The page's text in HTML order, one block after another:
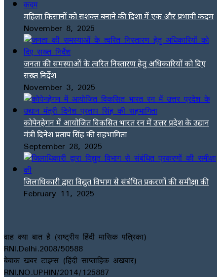
महिला किसानों को सशक्त बनाने की दिशा में एक और प्रभावी कदम
November 8, 2025
जनता की समस्याओं के त्वरित निस्तारण हेतु अधिकारियों को दिए
सख्त निर्देश
November 3, 2025
कोपेनहेगन में आयोजित विकसित भारत रन में उत्तर प्रदेश के उद्यान
मंत्री दिनेश प्रताप सिंह की सहभागिता
September 28, 2025
जिलाधिकारी द्वारा विद्युत विभाग से संबंधित प्रकरणों की समीक्षा की
February 11, 2025
वाह क्या बात है (राष्ट्रीय हिंदी मासिक पत्रिका)
RNI.Delhi.2008/50588
बेबाक खबर टाइम्स (हिंदी साप्ताहिक अखबार)
RNI.NO.UPHIN/2014/125887